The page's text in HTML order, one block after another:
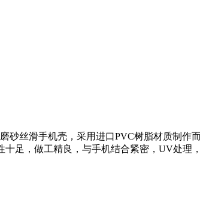
砂丝滑手机壳，采用进口PVC树脂材质制
足，做工精良，与手机结合紧密，UV处理